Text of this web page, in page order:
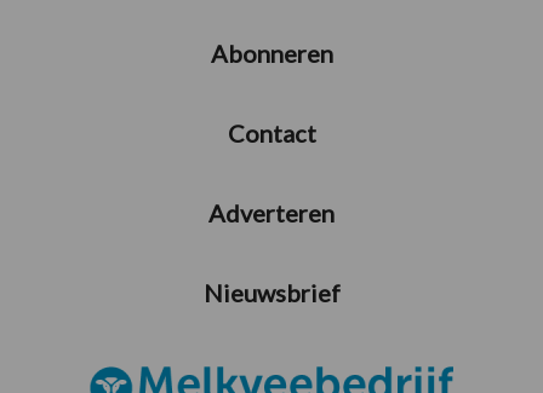
Abonneren
Contact
Adverteren
Nieuwsbrief